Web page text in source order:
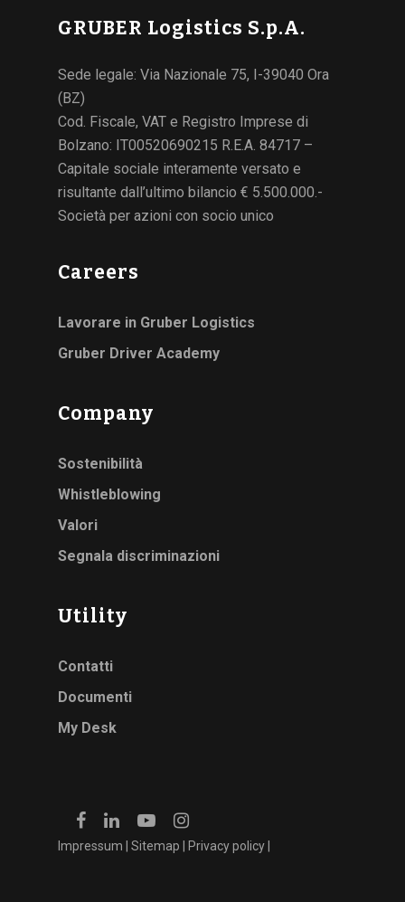
GRUBER Logistics S.p.A.
Sede legale: Via Nazionale 75, I-39040 Ora
(BZ)
Cod. Fiscale, VAT e Registro Imprese di
Bolzano: IT00520690215 R.E.A. 84717 –
Capitale sociale interamente versato e
risultante dall’ultimo bilancio € 5.500.000.-
Società per azioni con socio unico
Careers
Lavorare in Gruber Logistics
Gruber Driver Academy
Company
Sostenibilità
Whistleblowing
Valori
Segnala discriminazioni
Utility
Contatti
Documenti
My Desk
Impressum Sitemap Privacy policy